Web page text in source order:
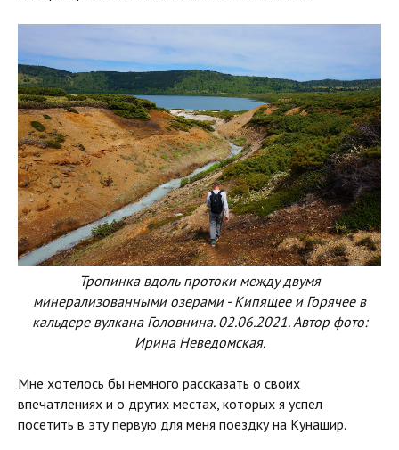
Тропинка вдоль протоки между двумя
минерализованными озерами - Кипящее и Горячее в
кальдере вулкана Головнина. 02.06.2021. Автор фото:
Ирина Неведомская.
Мне хотелось бы немного рассказать о своих
впечатлениях и о других местах, которых я успел
посетить в эту первую для меня поездку на Кунашир.